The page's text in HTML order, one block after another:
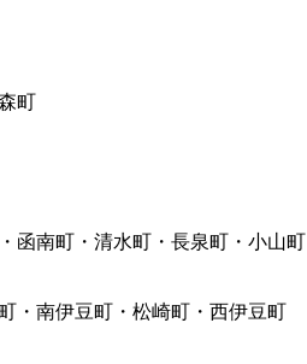
町
函南町・清水町・長泉町・小山町
・南伊豆町・松崎町・西伊豆町